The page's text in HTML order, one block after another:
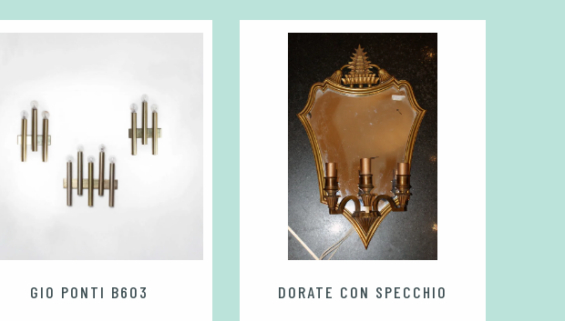
GIO PONTI B603 DORATE CON SPECCHIO